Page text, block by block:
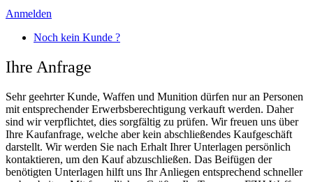
Anmelden
Noch kein Kunde ?
Ihre Anfrage
Sehr geehrter Kunde, Waffen und Munition dürfen nur an Personen
mit entsprechender Erwerbsberechtigung verkauft werden. Daher
sind wir verpflichtet, dies sorgfältig zu prüfen. Wir freuen uns über
Ihre Kaufanfrage, welche aber kein abschließendes Kaufgeschäft
darstellt. Wir werden Sie nach Erhalt Ihrer Unterlagen persönlich
kontaktieren, um den Kauf abzuschließen. Das Beifügen der
benötigten Unterlagen hilft uns Ihr Anliegen entsprechend schneller